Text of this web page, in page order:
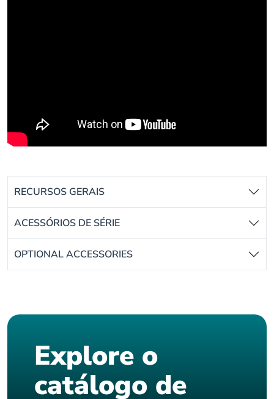
RECURSOS GERAIS
ACESSÓRIOS DE SÉRIE
OPTIONAL ACCESSORIES
Explore o
catálogo de